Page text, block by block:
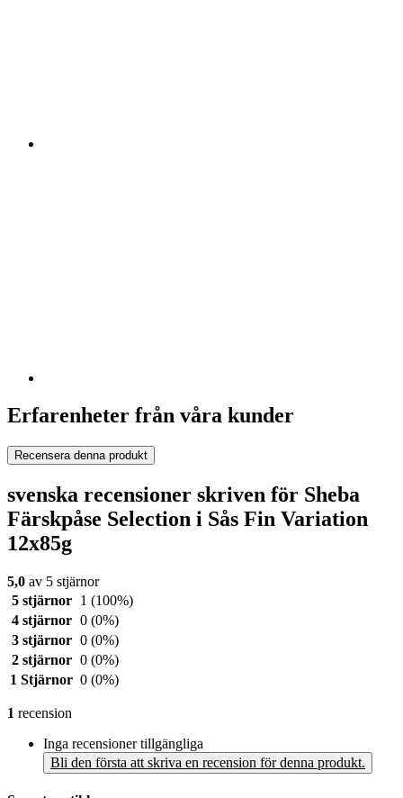
Erfarenheter från våra kunder
Recensera denna produkt
svenska recensioner skriven för Sheba
Färskpåse Selection i Sås Fin Variation
12x85g
5,0 av 5 stjärnor
5 stjärnor
1 (100%)
4 stjärnor 0 (0%)
3 stjärnor 0 (0%)
2 stjärnor 0 (0%)
1 Stjärnor 0 (0%)
1 recension
Inga recensioner tillgängliga
Bli den första att skriva en recension för denna produkt.